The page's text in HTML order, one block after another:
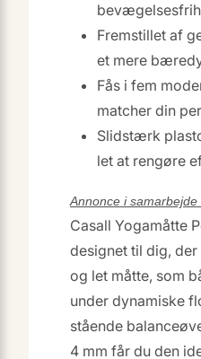
Fremstillet af
et mere
Fås i fem
matcher din
Slidstærk
let at rengøre
Annonce i samarbejde
Casall Yogamåtte
designet til dig,
og let måtte, som
under dynamiske
stående
4 mm får du den